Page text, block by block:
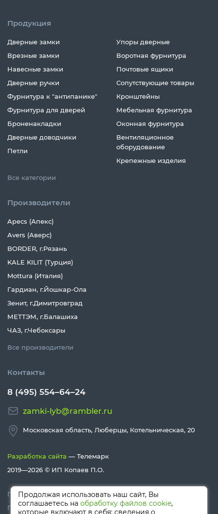
Продукция
Дверные замки
Врезные замки
Навесные замки
Дверные ручки
Фурнитура к "антипанике"
Фурнитура для дверей
Броненакладки
Дверные доводчики
Петли
Упоры дверные
Воротная фурнитура
Почтовые ящики
Сопутствующие товары
Кронштейны
Мебельная фурнитура
Оконная фурнитура
Вентиляционное
оборудование
Крепежные изделия
Все категории
Производители
Apecs (Апекс)
Avers (Аверс)
BORDER, г.Рязань
KALE KILIT (Турция)
Mottura (Италия)
Гардиан, г.Йошкар-Ола
Зенит, г.Димитровград
МЕТТЭМ, г.Балашиха
ЧАЗ, г.Чебоксары
Все производители
Контакты
8 (495) 554–64–24
zamki-lyb@rambler.ru
Московская область, Люберцы, Котельническая, 20
Разработка сайта — Телемарк
2019—2026 © ИП Копаев П.О.
Политика конфиденциальности
Политика Cookies
Продолжая использовать наш сайт, Вы
соглашаетесь наобработку файлов cookie,
которые включают в себя: сведения о